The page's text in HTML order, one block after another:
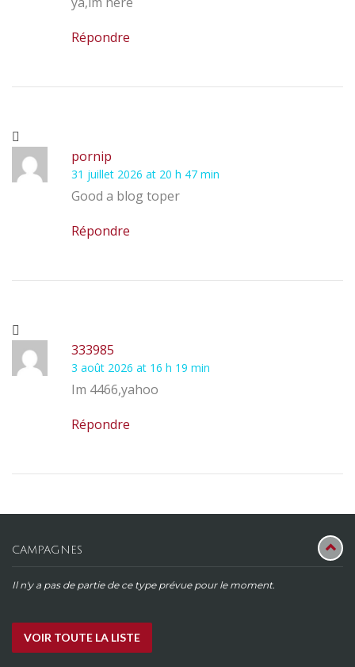
Répondre
pornip
31 juillet 2026 at 20 h 47 min
Good a blog toper
Répondre
333985
3 août 2026 at 16 h 19 min
Im 4466,yahoo
Répondre
CAMPAGNES
Il n'y a pas de partie de ce type prévue pour le moment.
VOIR TOUTE LA LISTE